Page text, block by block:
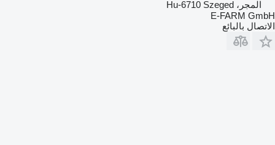
المجر، Hu-6710 Szeged
E-FARM GmbH
الاتصال بالبائع